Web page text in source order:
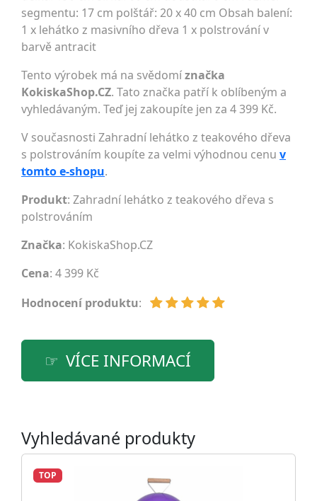
segmentu: 17 cm polštář: 20 x 40 cm Obsah balení:
1 x lehátko z masivního dřeva 1 x polstrování v
barvě antracit
Tento výrobek má na svědomíznačka
KokiskaShop.CZ. Tato značka patří k oblíbeným a
vyhledávaným. Teď jej zakoupíte jen za 4 399 Kč.
V současnosti Zahradní lehátko z teakového dřeva
s polstrováním koupíte za velmi výhodnou cenu v
tomto e-shopu.
Produkt: Zahradní lehátko z teakového dřeva s
polstrováním
Značka: KokiskaShop.CZ
Cena: 4 399 Kč
Hodnocení produktu:
VÍCE INFORMACÍ
Vyhledávané produkty
TOP